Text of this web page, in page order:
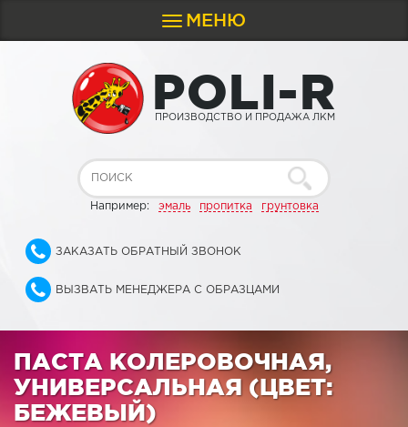
Toggle
navigation
МЕНЮ
POLI-R
ПРОИЗВОДСТВО И ПРОДАЖА ЛКМ
Например: эмаль пропитка грунтовка
ЗАКАЗАТЬ ОБРАТНЫЙ ЗВОНОК
ВЫЗВАТЬ МЕНЕДЖЕРА С ОБРАЗЦАМИ
ПАСТА КОЛЕРОВОЧНАЯ,
УНИВЕРСАЛЬНАЯ (ЦВЕТ:
БЕЖЕВЫЙ)